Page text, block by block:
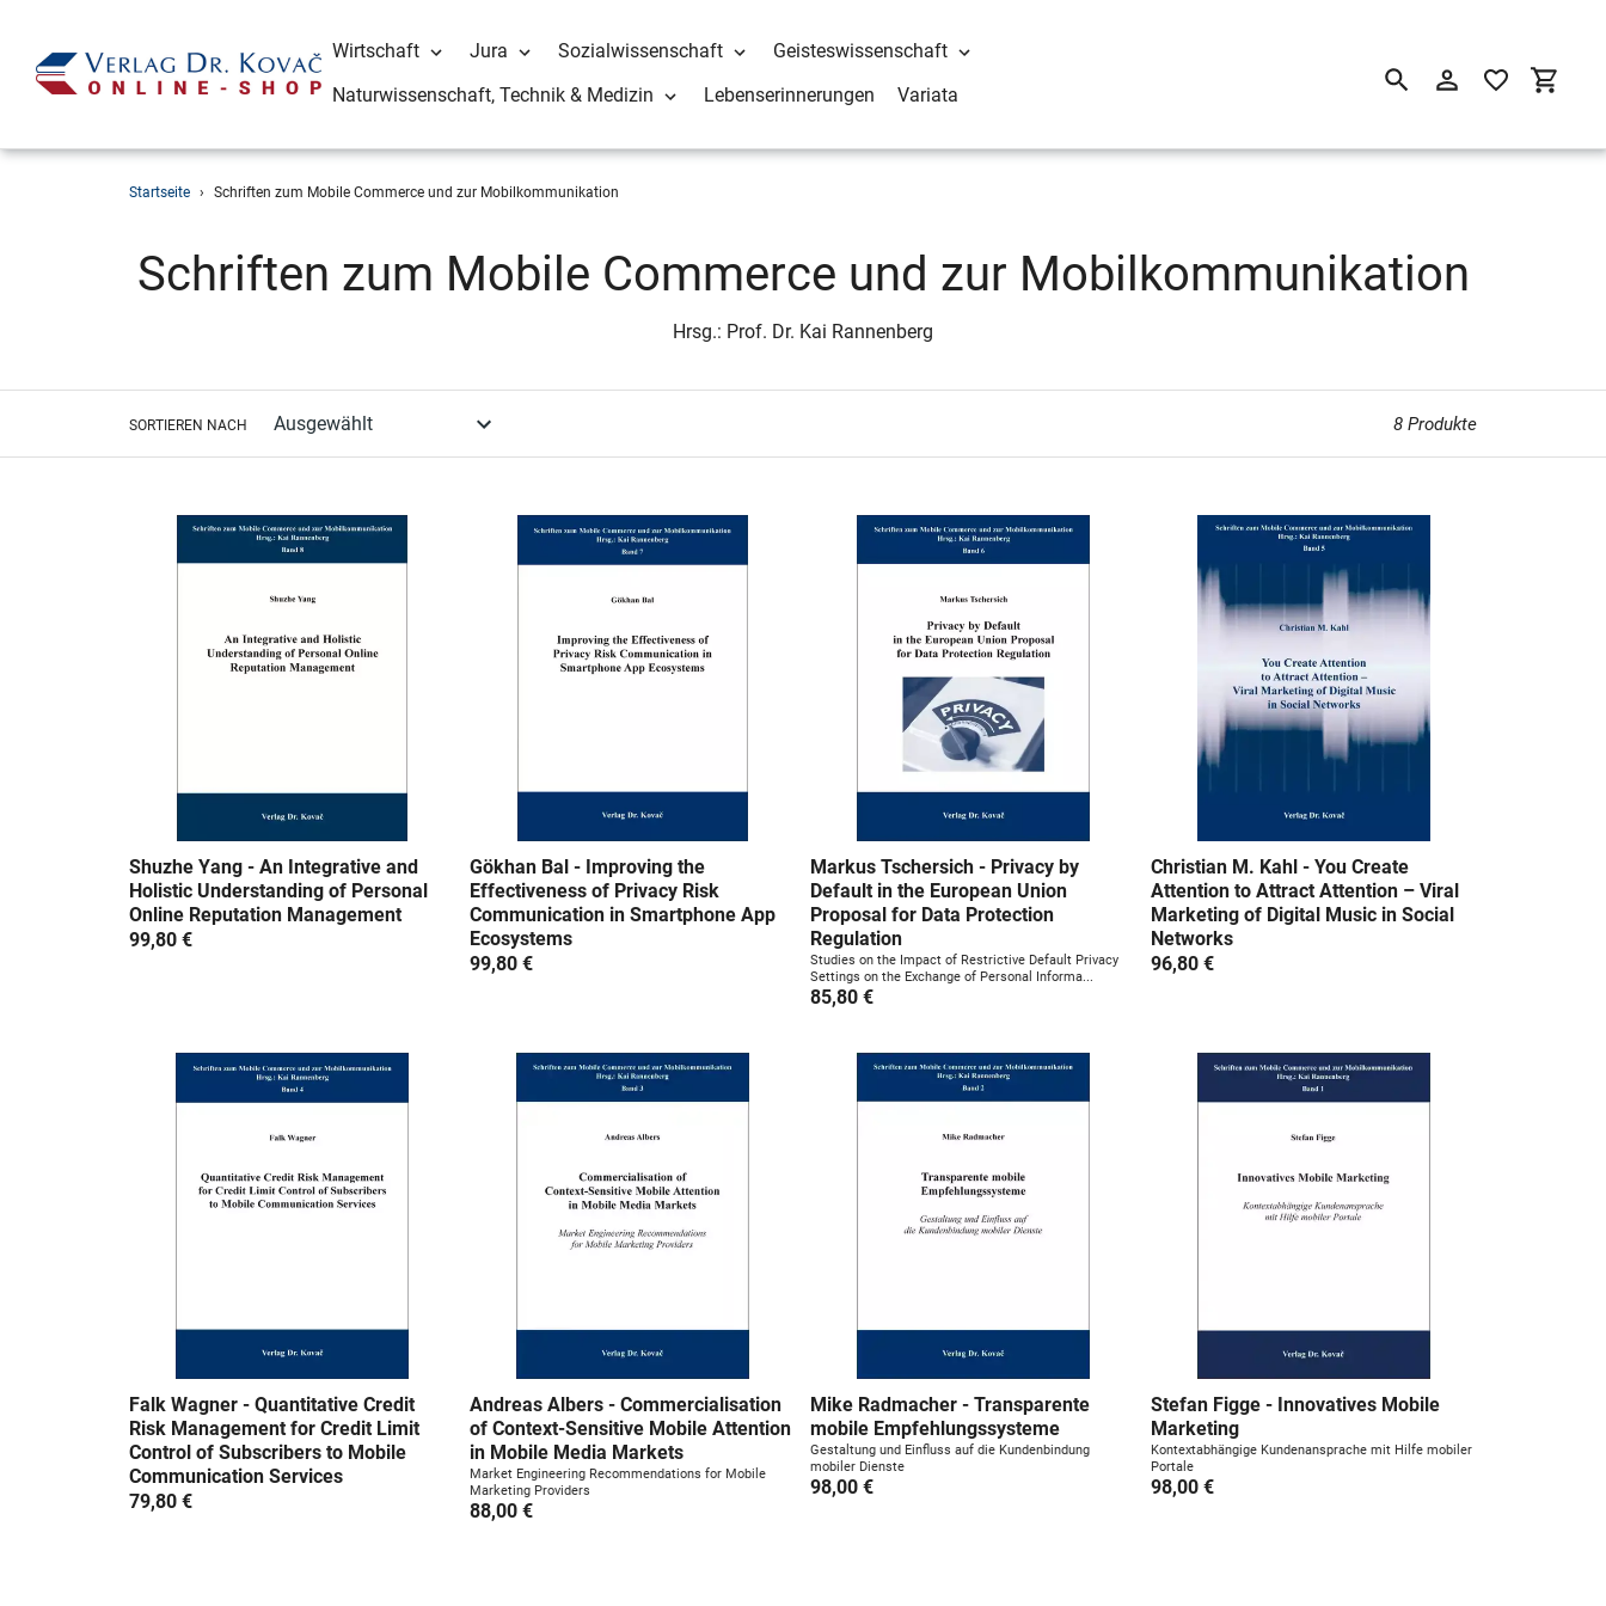
Wirtschaft Jura Sozialwissenschaft
Geisteswissenschaft
Naturwissenschaft, Technik & Medizin
Lebenserinnerungen Variata SuchenEinloggen
Startseite › Schriften zum Mobile Commerce und zur Mobilkommunikation
S
m
m
Schriften zum Mobile Commerce und zur Mobilkommunikation
Hrsg.: Prof. Dr. Kai Rannenberg
SORTIEREN NACH 8 Produkte
Shuzhe Yang - An Integrative and
Holistic Understanding of Personal
Online Reputation Management
99,80 €
Gökhan Bal - Improving the
Effectiveness of Privacy Risk
Communication in Smartphone App
Ecosystems
99,80 €
Markus Tschersich - Privacy by
Default in the European Union
Proposal for Data Protection
Regulation
Studies on the Impact of Restrictive Default Privacy
Settings on the Exchange of Personal Informa...
85,80 €
Christian M. Kahl - You Create
Attention to Attract Attention – Viral
Marketing of Digital Music in Social
Networks
96,80 €
Falk Wagner - Quantitative Credit
Risk Management for Credit Limit
Control of Subscribers to Mobile
Communication Services
79,80 €
Andreas Albers - Commercialisation
of Context-Sensitive Mobile Attention
in Mobile Media Markets
Market Engineering Recommendations for Mobile
Marketing Providers
88,00 €
Mike Radmacher - Transparente
mobile Empfehlungssysteme
Gestaltung und Einfluss auf die Kundenbindung
mobiler Dienste
98,00 €
Stefan Figge - Innovatives Mobile
Marketing
Kontextabhängige Kundenansprache mit Hilfe mobiler
Portale
98,00 €